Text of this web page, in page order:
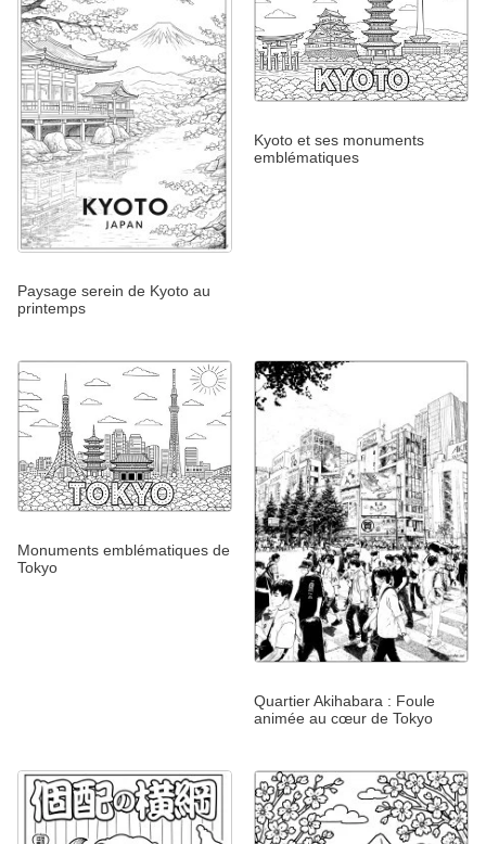
Paysage serein de Kyoto au
printemps
Kyoto et ses monuments
emblématiques
Monuments emblématiques de
Tokyo
Quartier Akihabara : Foule
animée au cœur de Tokyo